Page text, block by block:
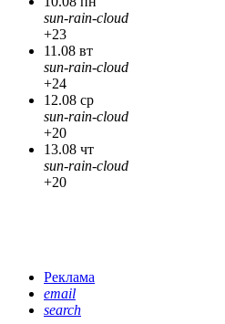
sun-rain-cloud
+23
11.08 вт
sun-rain-cloud
+24
12.08 ср
sun-rain-cloud
+20
13.08 чт
sun-rain-cloud
+20
Реклама
email
search